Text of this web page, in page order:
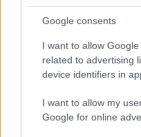
Google consents
I want to allow
related to advertising
device identifiers in
I want to allow my
Google for online
νόσο του κινητικού
Οικονόμου
Εβελίνα Παπούλια:
καταδικαστική απόφαση
τα κορίτσια είναι
Οδοιπορικό στην
πόλη της Ιταλίας - Τι